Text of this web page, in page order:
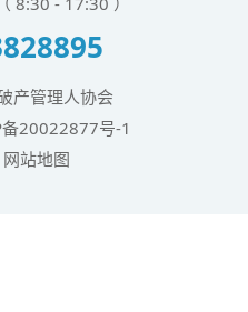
产管理人协会
备20022877号-1
网站地图